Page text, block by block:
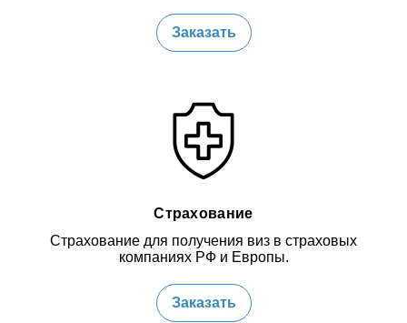
Заказать
Страхование
Страхование для получения виз в страховых
компаниях РФ и Европы.
Заказать